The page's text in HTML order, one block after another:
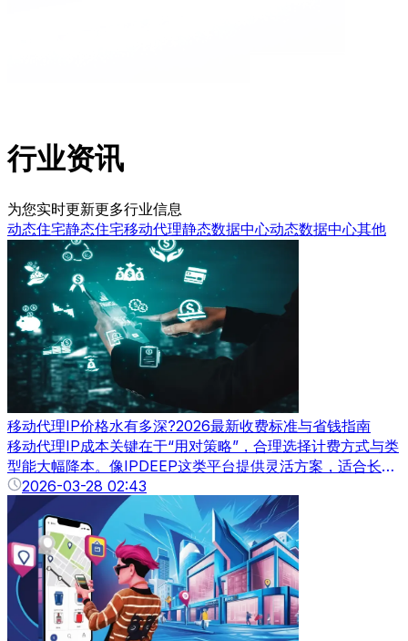
行业资讯
为您实时更新更多行业信息
动态住宅静态住宅移动代理静态数据中心动态数据中心其他
移动代理IP价格水有多深?2026最新收费标准与省钱指南
移动代理IP成本关键在于“用对策略”，合理选择计费方式与类
型能大幅降本。像IPDEEP这类平台提供灵活方案，适合长期
优化使用效率与成本平衡。
2026-03-28 02:43